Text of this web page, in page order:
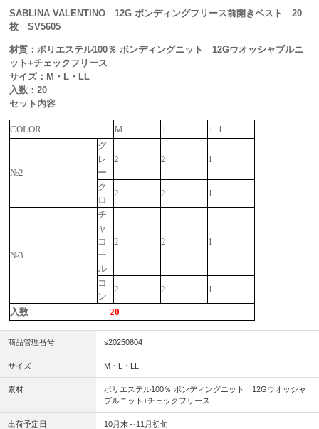
SABLINA VALENTINO 12G ボンディングフリース前開きベスト 20
枚 SV5605
材質：ポリエステル100％ ボンディングニット 12Gウオッシャブルニ
ット+チェックフリース
サイズ：M・L・LL
入数：20
セット内容
COLOR Ｍ Ｌ ＬＬ
№2
グ
レ
ー
2 2 1
ク
ロ
2 2 1
№3
チ
ャ
コ
ー
ル
2 2 1
コ
ン
2 2 1
入数 20
商品管理番号 s20250804
サイズ M・L・LL
素材
ポリエステル100％ ボンディングニット 12Gウオッシャ
ブルニット+チェックフリース
出荷予定日 10月末～11月初旬